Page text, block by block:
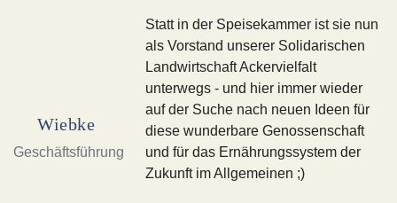
Wiebke
Geschäftsführung
Statt in der Speisekammer ist sie nun
als Vorstand unserer Solidarischen
Landwirtschaft Ackervielfalt
unterwegs - und hier immer wieder
auf der Suche nach neuen Ideen für
diese wunderbare Genossenschaft
und für das Ernährungssystem der
Zukunft im Allgemeinen ;)